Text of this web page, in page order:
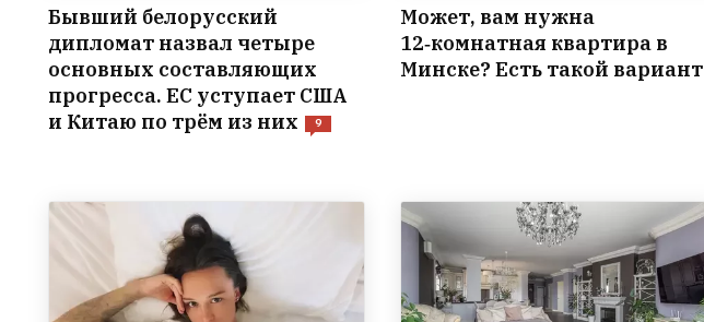
Бывший белорусский
дипломат назвал четыре
основных составляющих
прогресса. ЕС уступает США
и Китаю по трём из них
9
Может, вам нужна
12‑комнатная квартира в
Минске? Есть такой вариант